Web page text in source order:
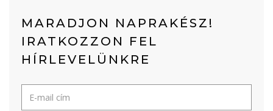
MARADJON NAPRAKÉSZ!
IRATKOZZON FEL
HÍRLEVELÜNKRE